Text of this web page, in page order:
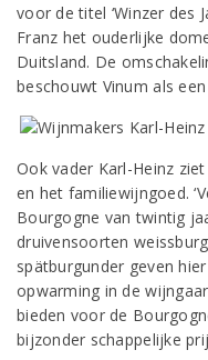
voor de titel ‘Winzer des
Franz het ouderlijke
Duitsland. De
beschouwt Vinum als
Ook vader Karl-Heinz
en het familiewijngoed.
Bourgogne van twintig
druivensoorten
spätburgunder geven
opwarming in de
bieden voor de
bijzonder schappelijke